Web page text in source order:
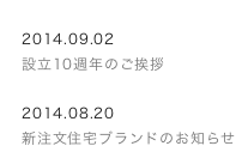
2014.09.02
設立10週年のご挨拶
2014.08.20
新注文住宅ブランドのお知らせ